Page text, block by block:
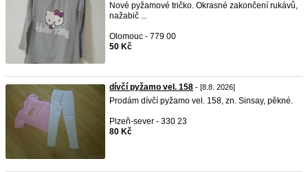
Nové pyžamové tričko. Okrasné zakončení rukávů,
nažabič ...
Olomouc - 779 00
50 Kč
dívčí pyžamo vel. 158 - [8.8. 2026]
Prodám dívčí pyžamo vel. 158, zn. Sinsay, pěkné.
Plzeň-sever - 330 23
80 Kč